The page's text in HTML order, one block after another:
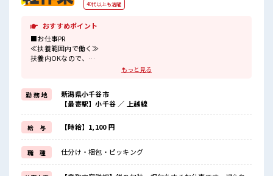
40代以上も活躍
おすすめポイント
■お仕事PR
≪扶養範囲内で働く≫
扶養内OKなので、
主婦&主夫さんも気軽にご応募くださいね♪
もちろん男性の応募も歓迎！
≪残業多めでがっつり稼ぐ≫
高収入を希望される方にオススメ。
残業は月20時間以上あります♪
≪完全週休二日制≫
週末は家族や友人と一緒にプライベート満喫！
≪動きやすい制服アリ≫
制服があるので、
毎日の服装の悩み解消♪
もっと見る
勤 務 地
新潟県小千谷市
【最寄駅】小千谷 ／ 上越線
給 与 【時給】1,100 円
職 種 仕分け・梱包・ピッキング